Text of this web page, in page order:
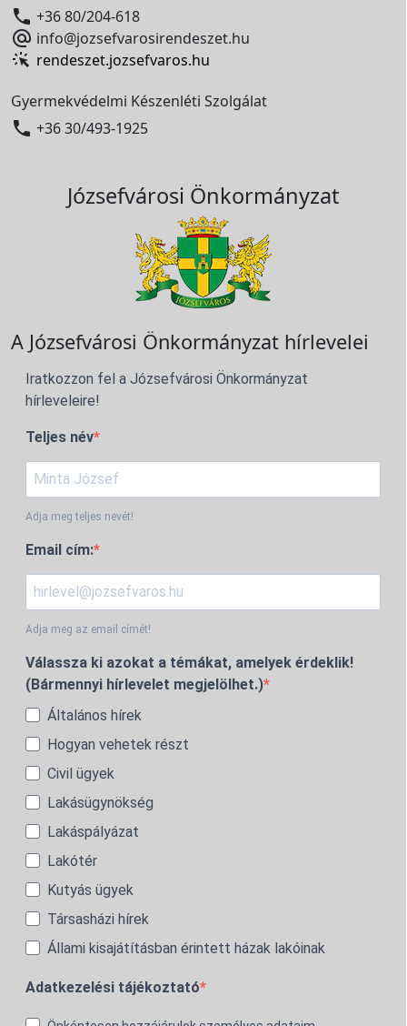
 +36 80/204-618
 info@jozsefvarosirendeszet.hu
rendeszet.jozsefvaros.hu
Gyermekvédelmi Készenléti Szolgálat
 +36 30/493-1925
Józsefvárosi Önkormányzat
A Józsefvárosi Önkormányzat hírlevelei
Iratkozzon fel a Józsefvárosi Önkormányzat
hírleveleire!
Teljes név
Adja meg teljes nevét!
Email cím:
Adja meg az email címét!
Válassza ki azokat a témákat, amelyek érdeklik!
(Bármennyi hírlevelet megjelölhet.)
Általános hírek
Hogyan vehetek részt
Civil ügyek
Lakásügynökség
Lakáspályázat
Lakótér
Kutyás ügyek
Társasházi hírek
Állami kisajátításban érintett házak lakóinak
Adatkezelési tájékoztató